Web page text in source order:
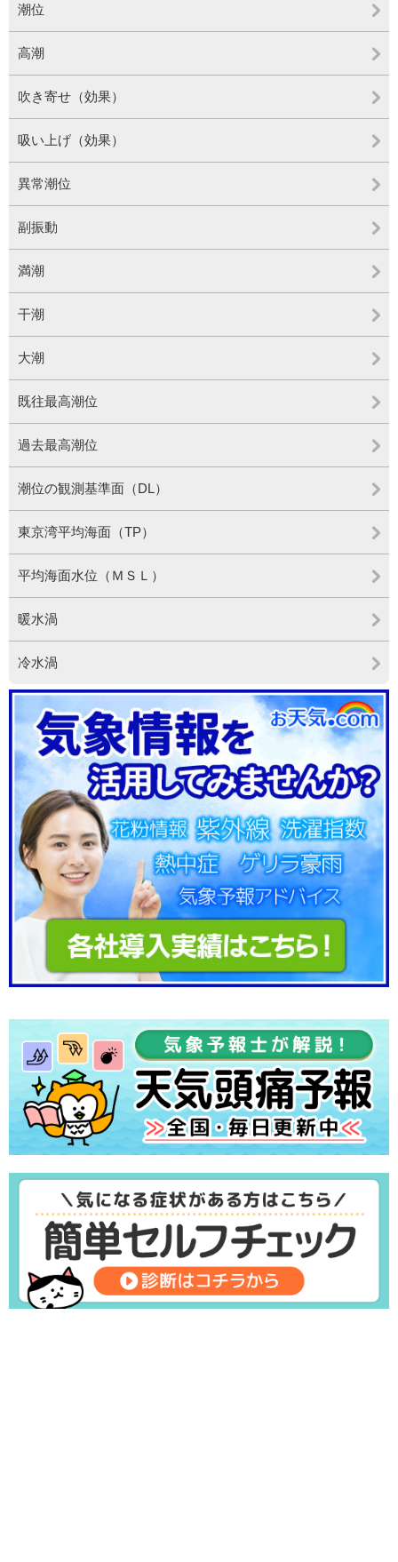
潮位
高潮
吹き寄せ（効果）
吸い上げ（効果）
異常潮位
副振動
満潮
干潮
大潮
既往最高潮位
過去最高潮位
潮位の観測基準面（DL）
東京湾平均海面（TP）
平均海面水位（ＭＳＬ）
暖水渦
冷水渦